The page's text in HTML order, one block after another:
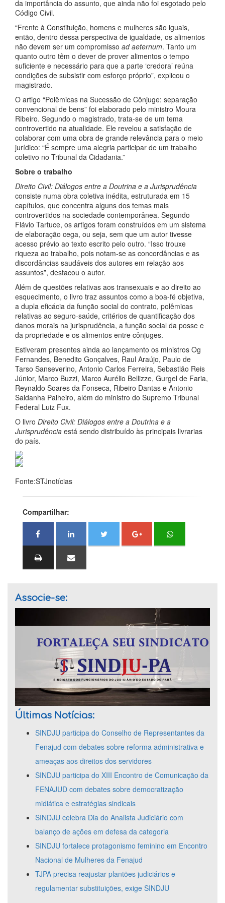
da importância do assunto, que ainda não foi esgotado pelo
Código Civil.
“Frente à Constituição, homens e mulheres são iguais,
então, dentro dessa perspectiva de igualdade, os alimentos
não devem ser um compromisso ad aeternum. Tanto um
quanto outro têm o dever de prover alimentos o tempo
suficiente e necessário para que a parte ‘credora’ reúna
condições de subsistir com esforço próprio”, explicou o
magistrado.
O artigo “Polêmicas na Sucessão de Cônjuge: separação
convencional de bens” foi elaborado pelo ministro Moura
Ribeiro. Segundo o magistrado, trata-se de um tema
controvertido na atualidade. Ele revelou a satisfação de
colaborar com uma obra de grande relevância para o meio
jurídico: “É sempre uma alegria participar de um trabalho
coletivo no Tribunal da Cidadania.”
Sobre o trabalho
Direito Civil: Diálogos entre a Doutrina e a Jurisprudência
consiste numa obra coletiva inédita, estruturada em 15
capítulos, que concentra alguns dos temas mais
controvertidos na sociedade contemporânea. Segundo
Flávio Tartuce, os artigos foram construídos em um sistema
de elaboração cega, ou seja, sem que um autor tivesse
acesso prévio ao texto escrito pelo outro. “Isso trouxe
riqueza ao trabalho, pois notam-se as concordâncias e as
discordâncias saudáveis dos autores em relação aos
assuntos”, destacou o autor.
Além de questões relativas aos transexuais e ao direito ao
esquecimento, o livro traz assuntos como a boa-fé objetiva,
a dupla eficácia da função social do contrato, polêmicas
relativas ao seguro-saúde, critérios de quantificação dos
danos morais na jurisprudência, a função social da posse e
da propriedade e os alimentos entre cônjuges.
Estiveram presentes ainda ao lançamento os ministros Og
Fernandes, Benedito Gonçalves, Raul Araújo, Paulo de
Tarso Sanseverino, Antonio Carlos Ferreira, Sebastião Reis
Júnior, Marco Buzzi, Marco Aurélio Bellizze, Gurgel de Faria,
Reynaldo Soares da Fonseca, Ribeiro Dantas e Antonio
Saldanha Palheiro, além do ministro do Supremo Tribunal
Federal Luiz Fux.
O livro Direito Civil: Diálogos entre a Doutrina e a
Jurisprudência está sendo distribuído às principais livrarias
do país.
Fonte:STJnotícias
Compartilhar:
Associe-se:
Últimas Notícias:
SINDJU participa do Conselho de Representantes da
Fenajud com debates sobre reforma administrativa e
ameaças aos direitos dos servidores
SINDJU participa do XIII Encontro de Comunicação da
FENAJUD com debates sobre democratização
midiática e estratégias sindicais
SINDJU celebra Dia do Analista Judiciário com
balanço de ações em defesa da categoria
SINDJU fortalece protagonismo feminino em Encontro
Nacional de Mulheres da Fenajud
TJPA precisa reajustar plantões judiciários e
regulamentar substituições, exige SINDJU